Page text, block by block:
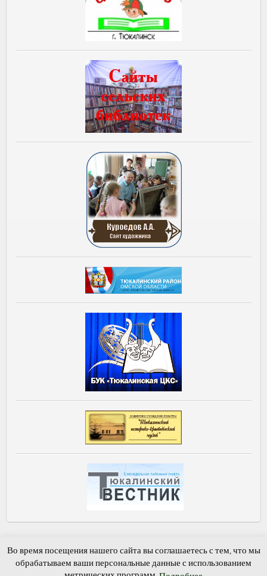
Книга памяти
Обратная связь Гостевая книга
Во время посещения нашего сайта вы соглашаетесь с тем, что мы
обрабатываем ваши персональные данные с использованием